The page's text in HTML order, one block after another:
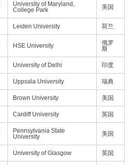
University of Maryland,
College Park
美国
Leiden University 荷兰
HSE University
俄罗
斯
University of Delhi 印度
Uppsala University 瑞典
Brown University 美国
Cardiff University 英国
Pennsylvania State
University
美国
University of Glasgow 英国